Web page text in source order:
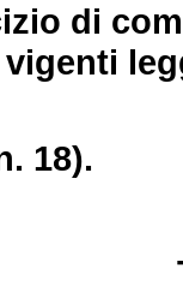
di
18).